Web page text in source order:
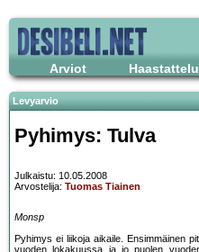
Arviot
Levyarvio
Pyhimys: Tulva
Julkaistu: 10.05.2008
Arvostelija: Tuomas Tiainen
Monsp
Pyhimys ei liikoja aikaile. Ensimmäinen
vuoden lokakuussa ja jo puolen